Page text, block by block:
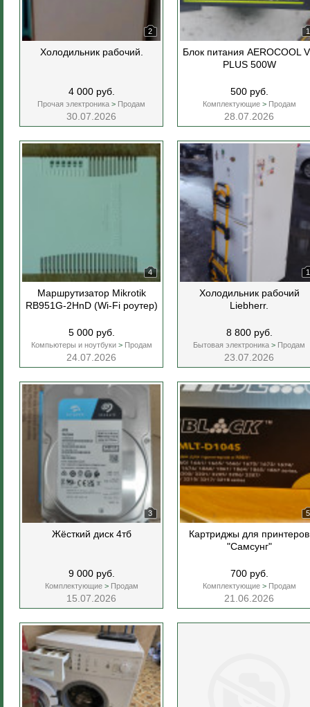
2
Холодильник рабочий.
4 000 руб.
Прочая электроника > Продам
30.07.2026
1
Блок питания AEROCOOL
PLUS 500W
500 руб.
Комплектующие >Продам
28.07.2026
4
Маршрутизатор Mikrotik
RB951G-2HnD (Wi-Fi роутер)
5 000 руб.
Компьютеры и ноутбуки >Продам
24.07.2026
1
Холодильник рабочий
Liebherr.
8 800 руб.
Бытовая электроника > Продам
23.07.2026
3
Жёсткий диск 4тб
9 000 руб.
Комплектующие >Продам
15.07.2026
5
Картриджы для принтеров
"Самсунг"
700 руб.
Комплектующие >Продам
21.06.2026